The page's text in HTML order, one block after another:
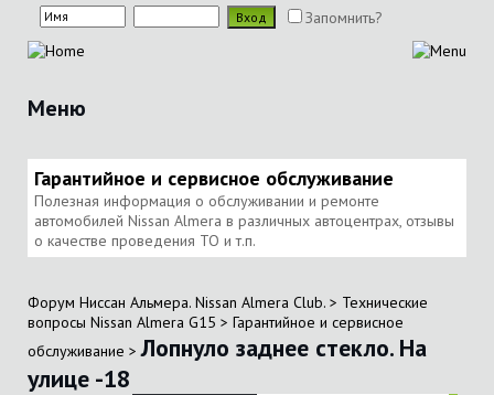
Запомнить?
Меню
Гарантийное и сервисное обслуживание
Полезная информация о обслуживании и ремонте
автомобилей Nissan Almera в различных автоцентрах, отзывы
о качестве проведения ТО и т.п.
Форум Ниссан Альмера. Nissan Almera Club. > Технические
вопросы Nissan Almera G15 > Гарантийное и сервисное
обслуживание > Лопнуло заднее стекло. На
улице -18